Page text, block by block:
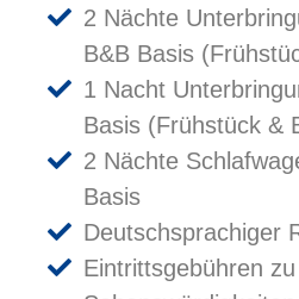
2 Nächte
B&B Basis
1 Nacht
Basis (Frühstück &
2 Nächte
Basis
Deutschsprachiger
Eintrittsgebühren